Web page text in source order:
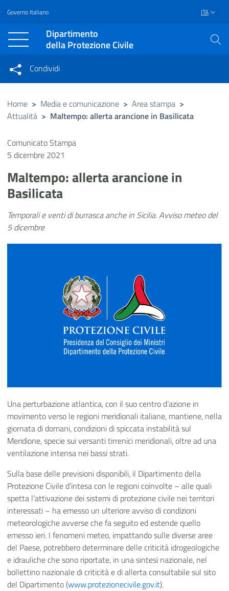
Vai al contenuto principale
Raggiungi il piè di pagina
Governo Italiano ITA
Dipartimento
della Protezione Civile
Condividi su Facebook
Condividi su Twitter
Condividi su LinkedIn
Condividi
Condividi sui social network
Home > Media e comunicazione > Area stampa >
Attualità > Maltempo: allerta arancione in Basilicata
Comunicato Stampa
5 dicembre 2021
Maltempo: allerta arancione in
Basilicata
Temporali e venti di burrasca anche in Sicilia. Avviso meteo del
5 dicembre
Una perturbazione atlantica, con il suo centro d’azione in
movimento verso le regioni meridionali italiane, mantiene, nella
giornata di domani, condizioni di spiccata instabilità sul
Meridione, specie sui versanti tirrenici meridionali, oltre ad una
ventilazione intensa nei bassi strati.
Sulla base delle previsioni disponibili, il Dipartimento della
Protezione Civile d’intesa con le regioni coinvolte – alle quali
spetta l’attivazione dei sistemi di protezione civile nei territori
interessati – ha emesso un ulteriore avviso di condizioni
meteorologiche avverse che fa seguito ed estende quello
emesso ieri. I fenomeni meteo, impattando sulle diverse aree
del Paese, potrebbero determinare delle criticità idrogeologiche
e idrauliche che sono riportate, in una sintesi nazionale, nel
bollettino nazionale di criticità e di allerta consultabile sul sito
del Dipartimento (www.protezionecivile.gov.it).